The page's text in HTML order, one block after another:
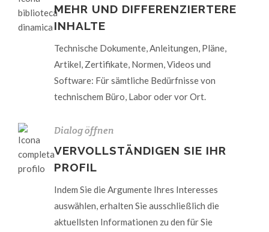
MEHR UND DIFFERENZIERTERE
INHALTE
Technische Dokumente, Anleitungen, Pläne,
Artikel, Zertifikate, Normen, Videos und
Software: Für sämtliche Bedürfnisse von
technischem Büro, Labor oder vor Ort.
Dialog öffnen
VERVOLLSTÄNDIGEN SIE IHR
PROFIL
Indem Sie die Argumente Ihres Interesses
auswählen, erhalten Sie ausschließlich die
aktuellsten Informationen zu den für Sie